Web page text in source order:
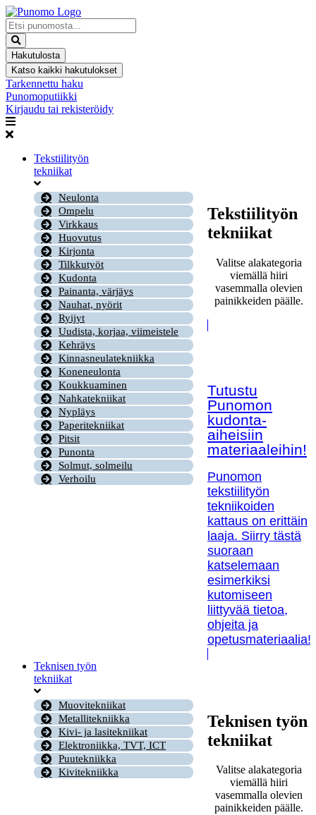
Mene
sisältöön
Search
...
Hakutulosta
Katso kaikki hakutulokset
Tarkennettu haku
Punomoputiikki
Kirjaudu tai rekisteröidy
Tekstiilityön
tekniikat
Neulonta
Ompelu
Virkkaus
Huovutus
Kirjonta
Tilkkutyöt
Kudonta
Painanta, värjäys
Nauhat, nyörit
Ryijyt
Uudista, korjaa, viimeistele
Kehräys
Kinnasneulatekniikka
Koneneulonta
Koukkuaminen
Nahkatekniikat
Nypläys
Paperitekniikat
Pitsit
Punonta
Solmut, solmeilu
Verhoilu
Tekstiilityön
tekniikat
Valitse alakategoria
viemällä hiiri
vasemmalla olevien
painikkeiden päälle.
Tutustu
Punomon
kudonta-
aiheisiin
materiaaleihin!
Punomon
tekstiilityön
tekniikoiden
kattaus on erittäin
laaja. Siirry tästä
suoraan
katselemaan
esimerkiksi
kutomiseen
liittyvää tietoa,
ohjeita ja
opetusmateriaalia!
Teknisen työn
tekniikat
Muovitekniikat
Metallitekniikka
Kivi- ja lasitekniikat
Elektroniikka, TVT, ICT
Puutekniikka
Kivitekniikka
Teknisen työn
tekniikat
Valitse alakategoria
viemällä hiiri
vasemmalla olevien
painikkeiden päälle.